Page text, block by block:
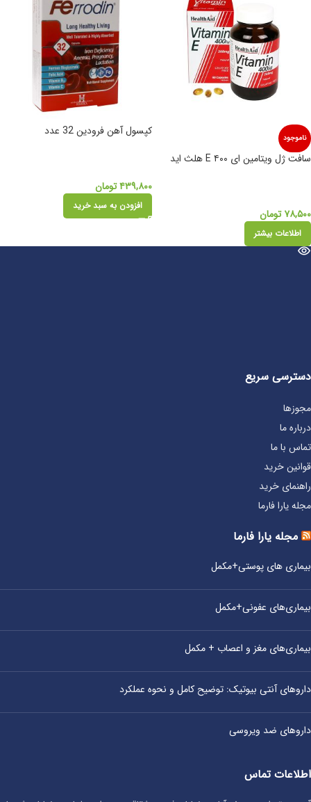
ناموجود
سافت ژل ویتامین ای ۴۰۰ E هلث اید
۷۸,۵۰۰ تومان
اطلاعات بیشتر
کپسول آهن فرودین 32 عدد
۴۳۹,۸۰۰تومان
افزودن به سبد خرید
دسترسی سریع
مجوزها
درباره ما
تماس با ما
قوانین خرید
راهنمای خرید
مجله یارا فارما
مجله یارا فارما
بیماری‌ های پوستی+مکمل
بیماری‌های عفونی+مکمل
بیماری‌های مغز و اعصاب + مکمل
داروهای آنتی‌ بیوتیک: توضیح کامل و نحوه عملکرد
داروهای ضد ویروسی
اطلاعات تماس